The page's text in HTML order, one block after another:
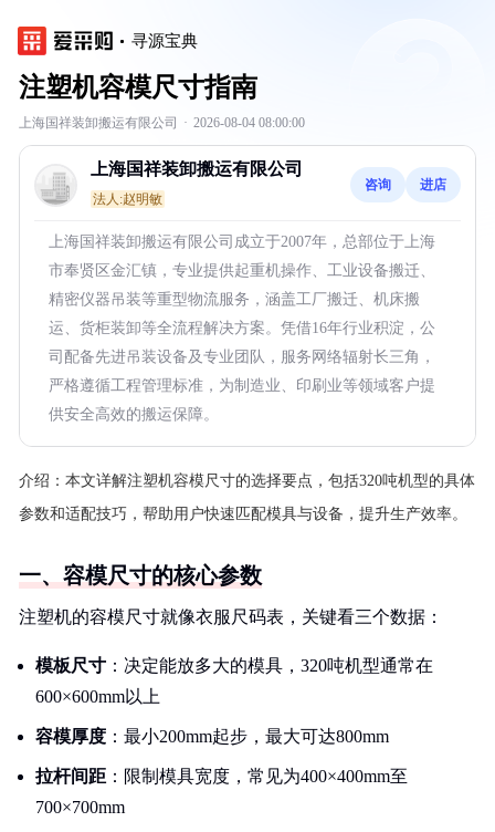
寻源宝典
注塑机容模尺寸指南
上海国祥装卸搬运有限公司 · 2026-08-04 08:00:00
上海国祥装卸搬运有限公司
法人:赵明敏
咨询 进店
上海国祥装卸搬运有限公司成立于2007年，总部位于上海
市奉贤区金汇镇，专业提供起重机操作、工业设备搬迁、
精密仪器吊装等重型物流服务，涵盖工厂搬迁、机床搬
运、货柜装卸等全流程解决方案。凭借16年行业积淀，公
司配备先进吊装设备及专业团队，服务网络辐射长三角，
严格遵循工程管理标准，为制造业、印刷业等领域客户提
供安全高效的搬运保障。
介绍： 本文详解注塑机容模尺寸的选择要点，包括320吨机型的具体
参数和适配技巧，帮助用户快速匹配模具与设备，提升生产效率。
一、容模尺寸的核心参数
注塑机的容模尺寸就像衣服尺码表，关键看三个数据：
模板尺寸 ：决定能放多大的模具，320吨机型通常在
600×600mm以上
容模厚度 ：最小200mm起步，最大可达800mm
拉杆间距 ：限制模具宽度，常见为400×400mm至
700×700mm